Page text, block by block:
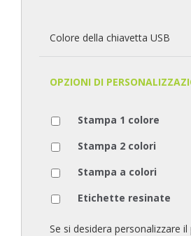
Colore della chiavetta USB
OPZIONI DI
Stampa 1 colore
Stampa 2 colori
Stampa a colori
Etichette resinate
Se si desidera personalizzare